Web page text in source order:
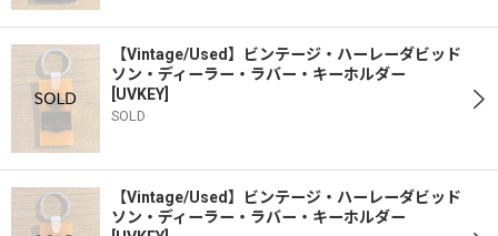
【Vintage/Used】ビンテージ・ハーレーダビッド
ソン・ディーラー・ラバー・キーホルダー
UVKEY
SOLD
【Vintage/Used】ビンテージ・ハーレーダビッド
ソン・ディーラー・ラバー・キーホルダー